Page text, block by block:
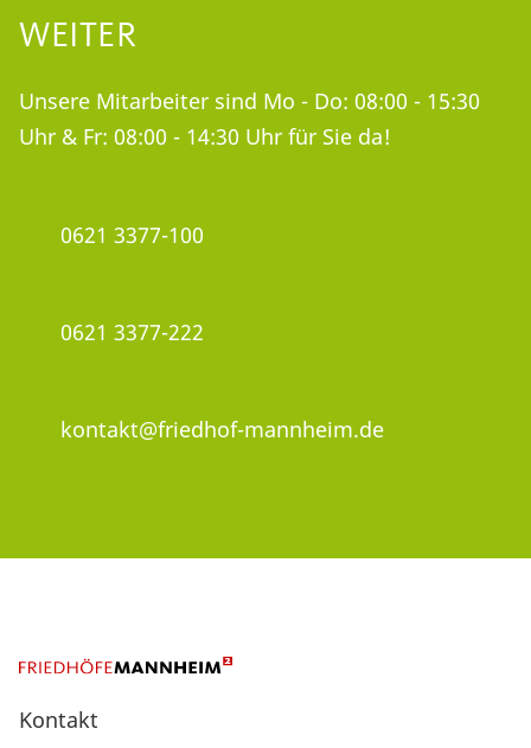
WEITER
Unsere Mitarbeiter sind Mo - Do: 08:00 - 15:30
Uhr & Fr: 08:00 - 14:30 Uhr für Sie da!
0621 3377-100
0621 3377-222
kontakt@friedhof-mannheim.de
Kontakt